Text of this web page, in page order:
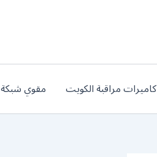
كاميرات مراقبة الكويت مقوي شبكة